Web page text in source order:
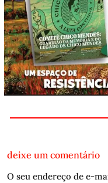
deixe um comentário
O seu endereço de e-